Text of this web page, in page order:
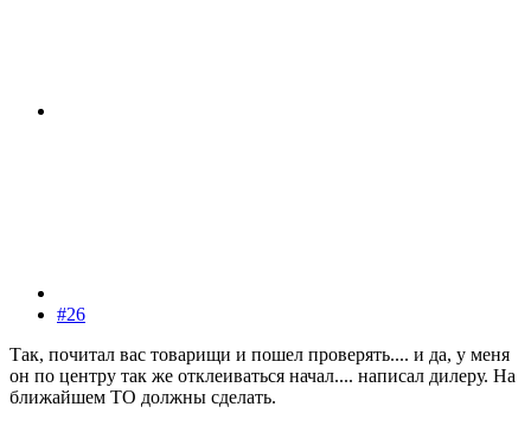
#26
Так, почитал вас товарищи и пошел проверять.... и да, у меня
он по центру так же отклеиваться начал.... написал дилеру. На
ближайшем ТО должны сделать.